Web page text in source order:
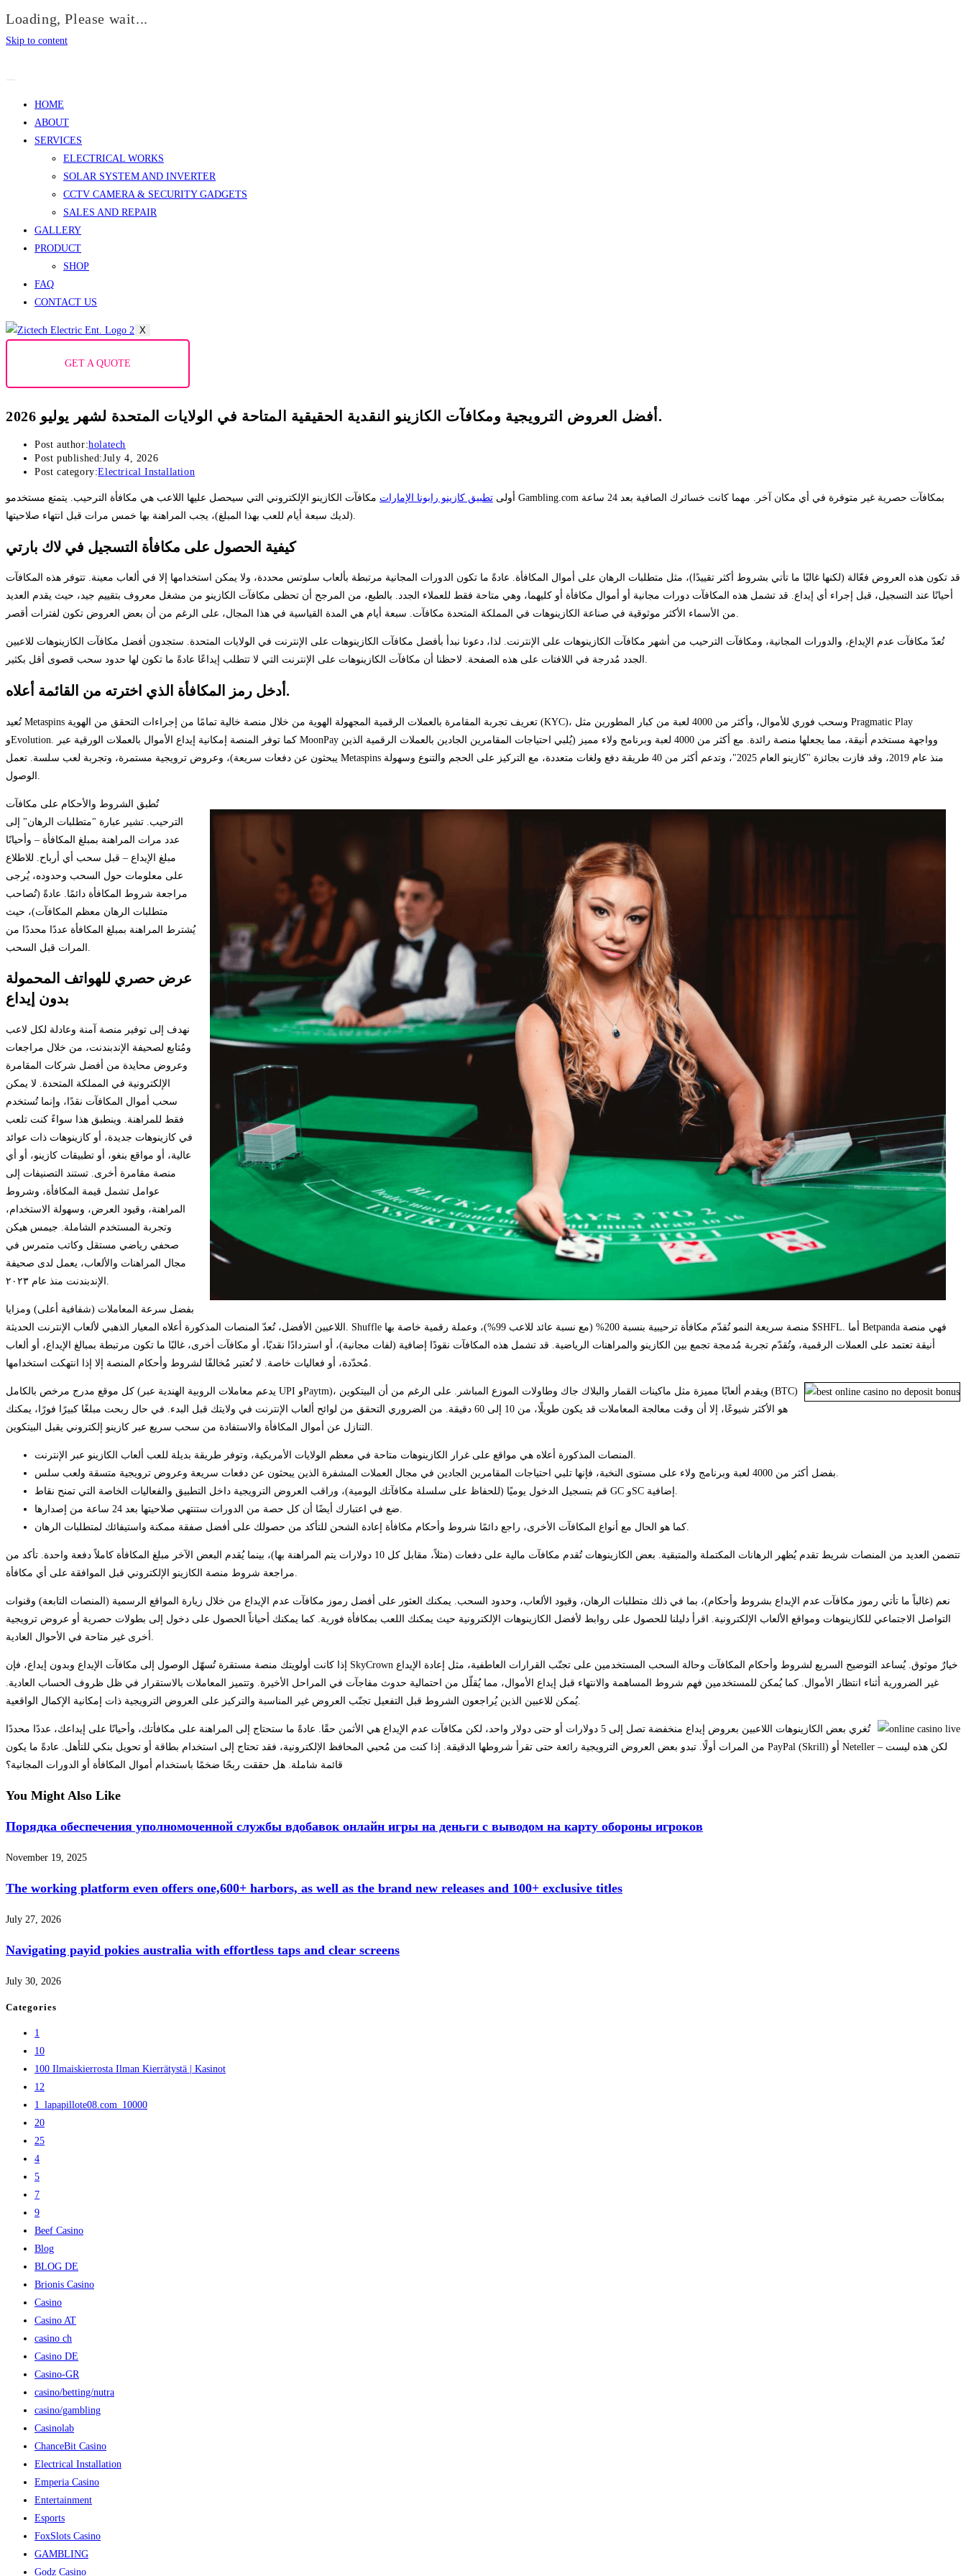
Loading, Please wait...
Skip to content
HOME
ABOUT
SERVICES
ELECTRICAL WORKS
SOLAR SYSTEM AND INVERTER
CCTV CAMERA & SECURITY GADGETS
SALES AND REPAIR
GALLERY
PRODUCT
SHOP
FAQ
CONTACT US
X
GET A QUOTE
أفضل العروض الترويجية ومكافآت الكازينو النقدية الحقيقية المتاحة في الولايات المتحدة لشهر يوليو 2026.
Post author:holatech
Post published:July 4, 2026
Post category:Electrical Installation
أولى تطبيق كازينو رابونا الإمارات مكافآت الكازينو الإلكتروني التي سيحصل عليها اللاعب هي مكافأة الترحيب. يتمتع مستخدمو Gambling.com بمكافآت حصرية غير متوفرة في أي مكان آخر.
مهما كانت خسائرك الصافية بعد 24 ساعة
(لديك سبعة أيام للعب بهذا المبلغ)، يجب المراهنة بها خمس مرات قبل انتهاء صلاحيتها.
كيفية الحصول على مكافأة التسجيل في لاك بارتي
قد تكون هذه العروض فعّالة (لكنها غالبًا ما تأتي بشروط أكثر تقييدًا)، مثل متطلبات الرهان على أموال المكافأة. عادةً ما تكون الدورات المجانية مرتبطة بألعاب سلوتس محددة، ولا يمكن استخدامها إلا في ألعاب معينة. تتوفر هذه المكافآت
أحيانًا عند التسجيل، قبل إجراء أي إيداع. قد تشمل هذه المكافآت دورات مجانية أو أموال مكافأة أو كليهما، وهي متاحة فقط للعملاء الجدد. بالطبع، من المرجح أن تحظى مكافآت الكازينو من مشغل معروف بتقييم جيد، حيث يقدم العديد
من الأسماء الأكثر موثوقية في صناعة الكازينوهات في المملكة المتحدة مكافآت. سبعة أيام هي المدة القياسية في هذا المجال، على الرغم من أن بعض العروض تكون لفترات أقصر.
تُعدّ مكافآت عدم الإيداع، والدورات المجانية، ومكافآت الترحيب من أشهر مكافآت الكازينوهات على الإنترنت. لذا، دعونا نبدأ بأفضل مكافآت الكازينوهات على الإنترنت في الولايات المتحدة. ستجدون أفضل مكافآت الكازينوهات للاعبين
الجدد مُدرجة في اللافتات على هذه الصفحة. لاحظنا أن مكافآت الكازينوهات على الإنترنت التي لا تتطلب إيداعًا عادةً ما تكون لها حدود سحب قصوى أقل بكثير.
أدخل رمز المكافأة الذي اخترته من القائمة أعلاه.
تُعيد Metaspins تعريف تجربة المقامرة بالعملات الرقمية المجهولة الهوية من خلال منصة خالية تمامًا من إجراءات التحقق من الهوية (KYC)، وسحب فوري للأموال، وأكثر من 4000 لعبة من كبار المطورين مثل Pragmatic Play
وEvolution. كما توفر المنصة إمكانية إيداع الأموال بالعملات الورقية عبر MoonPay وواجهة مستخدم أنيقة، مما يجعلها منصة رائدة. مع أكثر من 4000 لعبة وبرنامج ولاء مميز (يُلبي احتياجات المقامرين الجادين بالعملات الرقمية الذين
يبحثون عن دفعات سريعة)، وعروض ترويجية مستمرة، وتجربة لعب سلسة. تعمل Metaspins منذ عام 2019، وقد فازت بجائزة "كازينو العام 2025"، وتدعم أكثر من 40 طريقة دفع ولغات متعددة، مع التركيز على الحجم والتنوع وسهولة
تُطبق الشروط والأحكام على مكافآت
الترحيب. تشير عبارة "متطلبات الرهان" إلى
عدد مرات المراهنة بمبلغ المكافأة – وأحيانًا
مبلغ الإيداع – قبل سحب أي أرباح. للاطلاع
على معلومات حول السحب وحدوده، يُرجى
مراجعة شروط المكافأة دائمًا. عادةً (تُصاحب
متطلبات الرهان معظم المكافآت)، حيث
يُشترط المراهنة بمبلغ المكافأة عددًا محددًا من
عرض حصري للهواتف المحمولة
بدون إيداع
نهدف إلى توفير منصة آمنة وعادلة لكل لاعب
ومُتابع لصحيفة الإندبندنت، من خلال مراجعات
وعروض محايدة من أفضل شركات المقامرة
الإلكترونية في المملكة المتحدة. لا يمكن
سحب أموال المكافآت نقدًا، وإنما تُستخدم
فقط للمراهنة. وينطبق هذا سواءً كنت تلعب
في كازينوهات جديدة، أو كازينوهات ذات عوائد
عالية، أو مواقع بنغو، أو تطبيقات كازينو، أو أي
منصة مقامرة أخرى. تستند التصنيفات إلى
عوامل تشمل قيمة المكافأة، وشروط
المراهنة، وقيود العرض، وسهولة الاستخدام،
وتجربة المستخدم الشاملة. جيمس هيكن
صحفي رياضي مستقل وكاتب متمرس في
مجال المراهنات والألعاب، يعمل لدى صحيفة
بفضل سرعة المعاملات (شفافية أعلى) ومزايا
اللاعبين الأفضل، تُعدّ المنصات المذكورة أعلاه المعيار الذهبي لألعاب الإنترنت الحديثة. Shuffle منصة سريعة النمو تُقدّم مكافأة ترحيبية بنسبة 200% (مع نسبة عائد للاعب 99%)، وعملة رقمية خاصة بها $SHFL. أما Betpanda فهي منصة
أنيقة تعتمد على العملات الرقمية، وتُقدّم تجربة مُدمجة تجمع بين الكازينو والمراهنات الرياضية. قد تشمل هذه المكافآت نقودًا إضافية (لفات مجانية)، أو استردادًا نقديًا، أو مكافآت أخرى، غالبًا ما تكون مرتبطة بمبالغ الإيداع، أو ألعاب
كل موقع مدرج مرخص بالكامل (يدعم معاملات الروبية الهندية عبر UPI وPaytm)، ويقدم ألعابًا مميزة مثل ماكينات القمار والبلاك جاك وطاولات الموزع المباشر. على الرغم من أن البيتكوين (BTC)
هو الأكثر شيوعًا، إلا أن وقت معالجة المعاملات قد يكون طويلًا، من 10 إلى 60 دقيقة. من الضروري التحقق من لوائح ألعاب الإنترنت في ولايتك قبل البدء. في حال ربحت مبلغًا كبيرًا فورًا، يمكنك
تتضمن العديد من المنصات شريط تقدم يُظهر الرهانات المكتملة والمتبقية. بعض الكازينوهات تُقدم مكافآت مالية على دفعات (مثلاً، مقابل كل 10 دولارات يتم المراهنة بها)، بينما يُقدم البعض الآخر مبلغ المكافأة كاملاً دفعة واحدة. تأكد من
نعم (غالباً ما تأتي رموز مكافآت عدم الإيداع بشروط وأحكام)، بما في ذلك متطلبات الرهان، وقيود الألعاب، وحدود السحب. يمكنك العثور على أفضل رموز مكافآت عدم الإيداع من خلال زيارة المواقع الرسمية (المنصات التابعة) وقنوات
التواصل الاجتماعي للكازينوهات ومواقع الألعاب الإلكترونية. اقرأ دليلنا للحصول على روابط لأفضل الكازينوهات الإلكترونية حيث يمكنك اللعب بمكافأة فورية. كما يمكنك أحياناً الحصول على دخول إلى بطولات حصرية أو عروض ترويجية
إذا كانت أولويتك منصة مستقرة تُسهّل الوصول إلى مكافآت الإيداع وبدون إيداع، فإن SkyCrown خيارٌ موثوق. يُساعد التوضيح السريع لشروط وأحكام المكافآت وحالة السحب المستخدمين على تجنّب القرارات العاطفية، مثل إعادة الإيداع
غير الضرورية أثناء انتظار الأموال. كما يُمكن للمستخدمين فهم شروط المساهمة والانتهاء قبل إيداع الأموال، مما يُقلّل من احتمالية حدوث مفاجآت في المراحل الأخيرة. وتتميز المعاملات بالاستقرار في ظل ظروف الحساب العادية.
يُمكن للاعبين الذين يُراجعون الشروط قبل التفعيل تجنّب العروض غير المناسبة والتركيز على العروض الترويجية ذات إمكانية الإكمال الواقعية.
تُغري بعض الكازينوهات اللاعبين بعروض إيداع منخفضة تصل إلى 5 دولارات أو حتى دولار واحد، لكن مكافآت عدم الإيداع هي الأثمن حقًا. عادةً ما ستحتاج إلى المراهنة على مكافأتك، وأحيانًا على إيداعك، عددًا محددًا
من المرات أولًا. تبدو بعض العروض الترويجية رائعة حتى تقرأ شروطها الدقيقة. إذا كنت من مُحبي المحافظ الإلكترونية، فقد تحتاج إلى استخدام بطاقة أو تحويل بنكي للتأهل. عادةً ما يكون PayPal (Skrill) أو Neteller – لكن هذه ليست
قائمة شاملة. هل حققت ربحًا ضخمًا باستخدام أموال المكافأة أو الدورات المجانية؟
You Might Also Like
Порядка обеспечения уполномоченной службы вдобавок онлайн игры на деньги с выводом на карту обороны игроков
November 19, 2025
The working platform even offers one,600+ harbors, as well as the brand new releases and 100+ exclusive titles
July 27, 2026
Navigating payid pokies australia with effortless taps and clear screens
July 30, 2026
Categories
1
10
100 Ilmaiskierrosta Ilman Kierrätystä | Kasinot
12
1_lapapillote08.com_10000
20
25
4
5
7
9
Beef Casino
Blog
BLOG DE
Brionis Casino
Casino
Casino AT
casino ch
Casino DE
Casino-GR
casino/betting/nutra
casino/gambling
Casinolab
ChanceBit Casino
Electrical Installation
Emperia Casino
Entertainment
Esports
FoxSlots Casino
GAMBLING
Godz Casino